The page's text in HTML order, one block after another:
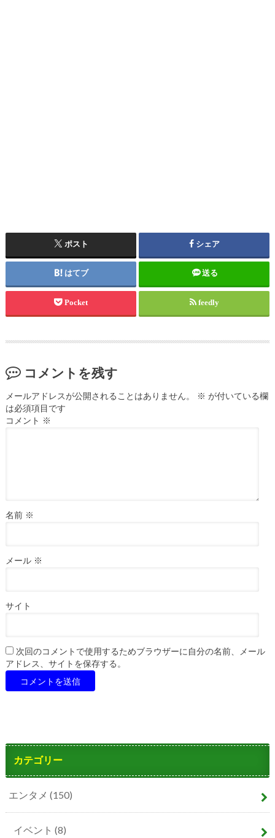
ポスト シェア
はてブ 送る
Pocket feedly
コメントを残す
メールアドレスが公開されることはありません。 ※ が付いている欄
は必須項目です
コメント ※
名前 ※
メール ※
サイト
次回のコメントで使用するためブラウザーに自分の名前、メール
アドレス、サイトを保存する。
カテゴリー
エンタメ (150)
イベント (8)